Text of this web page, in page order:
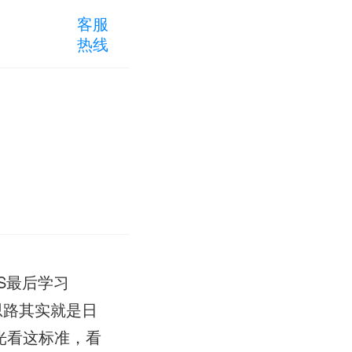
客服
热线
后学习
其实就是日
看这标准，看